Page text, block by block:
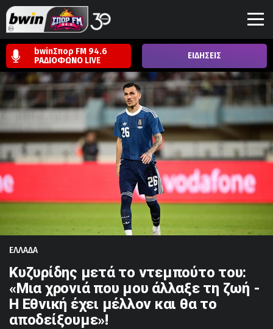
bwinΣπορ FM 94.6
ΡΑΔΙΟΦΩΝΟ LIVE ΕΙΔΗΣΕΙΣ
ΕΛΛΑΔΑ
Κυζυρίδης μετά το ντεμπούτο του:
«Μια χρονιά που μου άλλαξε τη ζωή -
Η Εθνική έχει μέλλον και θα το
αποδείξουμε»!